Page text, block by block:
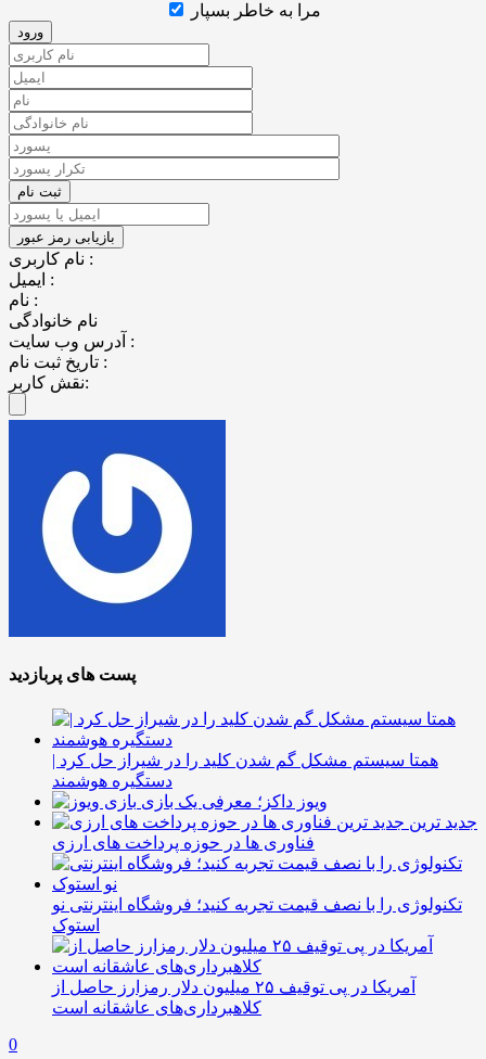
مرا به خاطر بسپار
نام کاربری :
ایمیل :
نام :
نام خانوادگی
آدرس وب سایت :
تاریخ ثبت نام :
نقش کاربر:
پست های پربازدید
همتا سیستم مشکل گم شدن کلید را در شیراز حل کرد |
دستگیره هوشمند
ویوز داکز؛ معرفی یک بازی
جدید ترین
فناوری ها در حوزه پرداخت های ارزی
تکنولوژی را با نصف قیمت تجربه کنید؛ فروشگاه اینترنتی نو
استوک
آمریکا در پی توقیف ۲۵ میلیون دلار رمزارز حاصل از
کلاهبرداری‌های عاشقانه است
0